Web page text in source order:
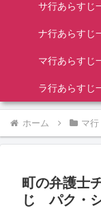
サ行あらすじ
ナ行あらすじ
マ行あらすじ
ラ行あらすじ
ホーム マ行
町の弁護士
じ パク・